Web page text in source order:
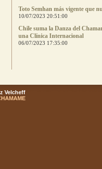
Toto Semhan más vigente que
10/07/2023 20:51:00
Chile suma la Danza del
una Clínica Internacional
06/07/2023 17:35:00
Velcheff